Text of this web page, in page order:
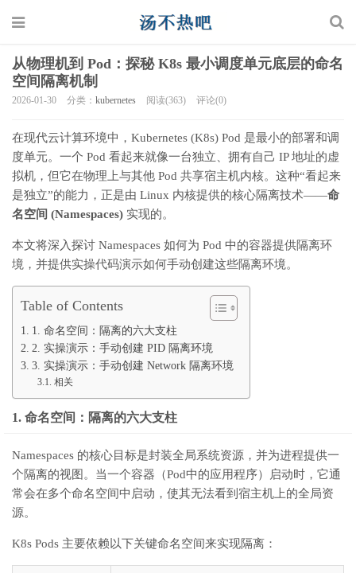
从物理机到 Pod：探秘 K8s 最小调度单元底层的命名
空间隔离机制
2026-01-30 分类： kubernetes 阅读(363) 评论(0)
在现代云计算环境中，Kubernetes (K8s) Pod 是最小的部署和调
度单元。一个 Pod 看起来就像一台独立、拥有自己 IP 地址的虚
拟机，但它在物理上与其他 Pod 共享宿主机内核。这种“看起来
是独立”的能力，正是由 Linux 内核提供的核心隔离技术——命
名空间 (Namespaces) 实现的。
本文将深入探讨 Namespaces 如何为 Pod 中的容器提供隔离环
境，并提供实操代码演示如何手动创建这些隔离环境。
Table of Contents
1. 命名空间：隔离的六大支柱
2. 实操演示：手动创建 PID 隔离环境
3. 实操演示：手动创建 Network 隔离环境
相关
1. 命名空间：隔离的六大支柱
Namespaces 的核心目标是封装全局系统资源，并为进程提供一
个隔离的视图。当一个容器（Pod中的应用程序）启动时，它通
常会在多个命名空间中启动，使其无法看到宿主机上的全局资
源。
K8s Pods 主要依赖以下关键命名空间来实现隔离：